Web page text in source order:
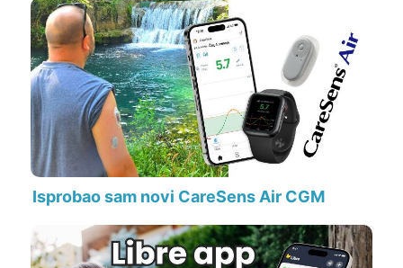
Isprobao sam novi CareSens Air CGM